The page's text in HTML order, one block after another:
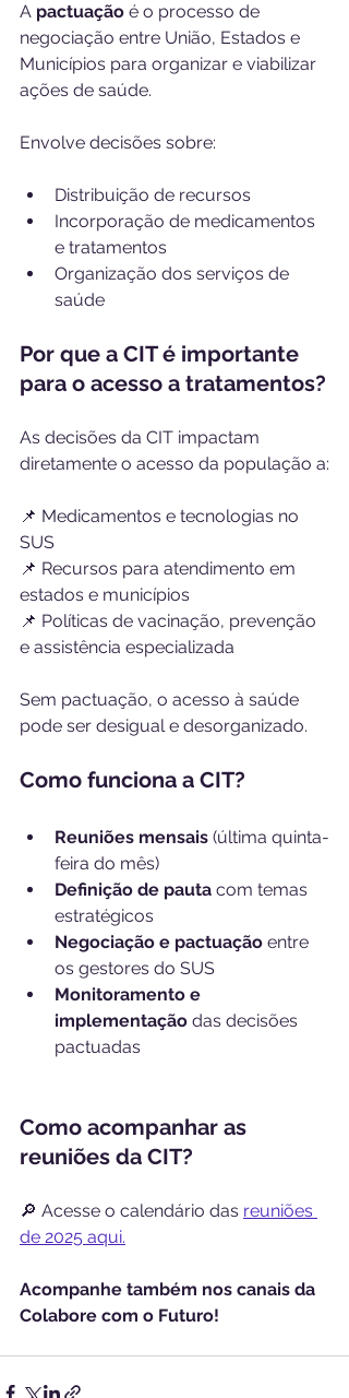
A pactuação é o processo de
negociação entre União, Estados e
Municípios para organizar e viabilizar
ações de saúde.
Envolve decisões sobre:
Distribuição de recursos
Incorporação de medicamentos
e tratamentos
Organização dos serviços de
saúde
Por que a CIT é importante
para o acesso a tratamentos?
As decisões da CIT impactam
diretamente o acesso da população a:
📌 Medicamentos e tecnologias no
SUS
📌 Recursos para atendimento em
estados e municípios
📌 Políticas de vacinação, prevenção
e assistência especializada
Sem pactuação, o acesso à saúde
pode ser desigual e desorganizado.
Como funciona a CIT?
Reuniões mensais (última quinta-
feira do mês)
Definição de pauta com temas
estratégicos
Negociação e pactuação entre
os gestores do SUS
Monitoramento e
implementação das decisões
pactuadas
Como acompanhar as
reuniões da CIT?
🔎 Acesse o calendário das reuniões
de 2025 aqui.
Acompanhe também nos canais da
Colabore com o Futuro!